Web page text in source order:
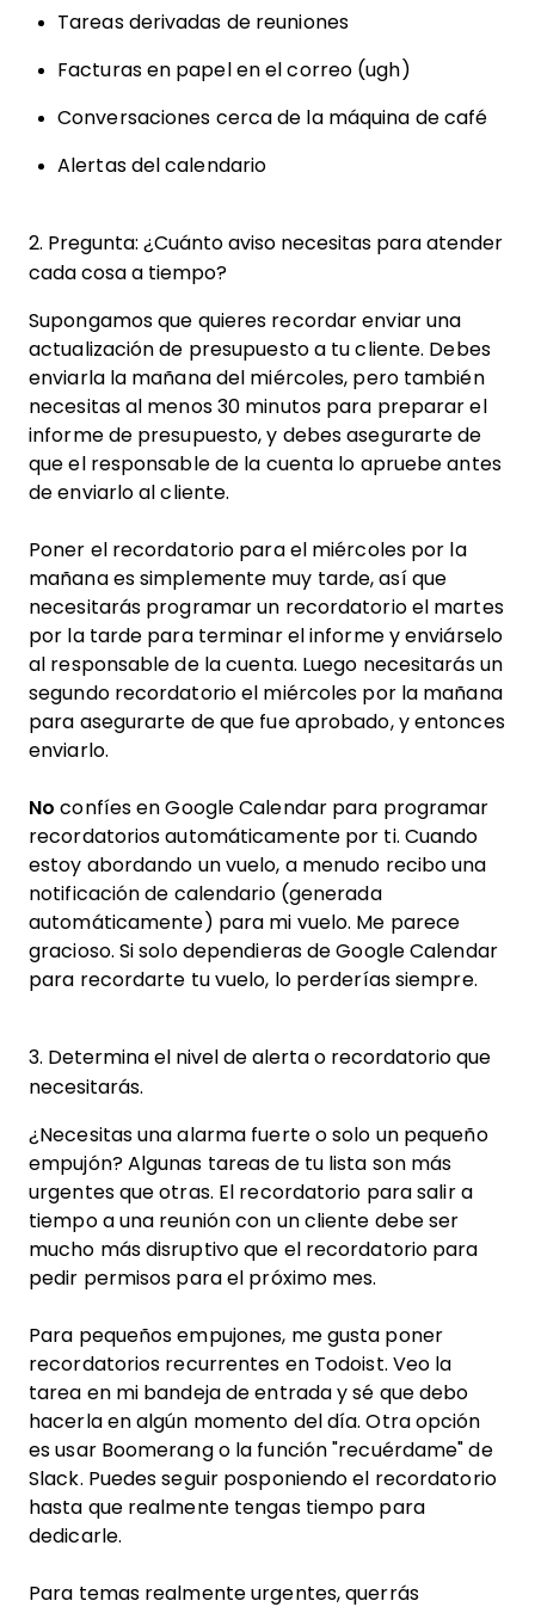
Tareas derivadas de reuniones
Facturas en papel en el correo (ugh)
Conversaciones cerca de la máquina de café
Alertas del calendario
2. Pregunta: ¿Cuánto aviso necesitas para atender
cada cosa a tiempo?
Supongamos que quieres recordar enviar una
actualización de presupuesto a tu cliente. Debes
enviarla la mañana del miércoles, pero también
necesitas al menos 30 minutos para preparar el
informe de presupuesto, y debes asegurarte de
que el responsable de la cuenta lo apruebe antes
de enviarlo al cliente.
Poner el recordatorio para el miércoles por la
mañana es simplemente muy tarde, así que
necesitarás programar un recordatorio el martes
por la tarde para terminar el informe y enviárselo
al responsable de la cuenta. Luego necesitarás un
segundo recordatorio el miércoles por la mañana
para asegurarte de que fue aprobado, y entonces
enviarlo.
No confíes en Google Calendar para programar
recordatorios automáticamente por ti. Cuando
estoy abordando un vuelo, a menudo recibo una
notificación de calendario (generada
automáticamente) para mi vuelo. Me parece
gracioso. Si solo dependieras de Google Calendar
para recordarte tu vuelo, lo perderías siempre.
3. Determina el nivel de alerta o recordatorio que
necesitarás.
¿Necesitas una alarma fuerte o solo un pequeño
empujón? Algunas tareas de tu lista son más
urgentes que otras. El recordatorio para salir a
tiempo a una reunión con un cliente debe ser
mucho más disruptivo que el recordatorio para
pedir permisos para el próximo mes.
Para pequeños empujones, me gusta poner
recordatorios recurrentes en Todoist. Veo la
tarea en mi bandeja de entrada y sé que debo
hacerla en algún momento del día. Otra opción
es usar Boomerang o la función "recuérdame" de
Slack. Puedes seguir posponiendo el recordatorio
hasta que realmente tengas tiempo para
dedicarle.
Para temas realmente urgentes, querrás